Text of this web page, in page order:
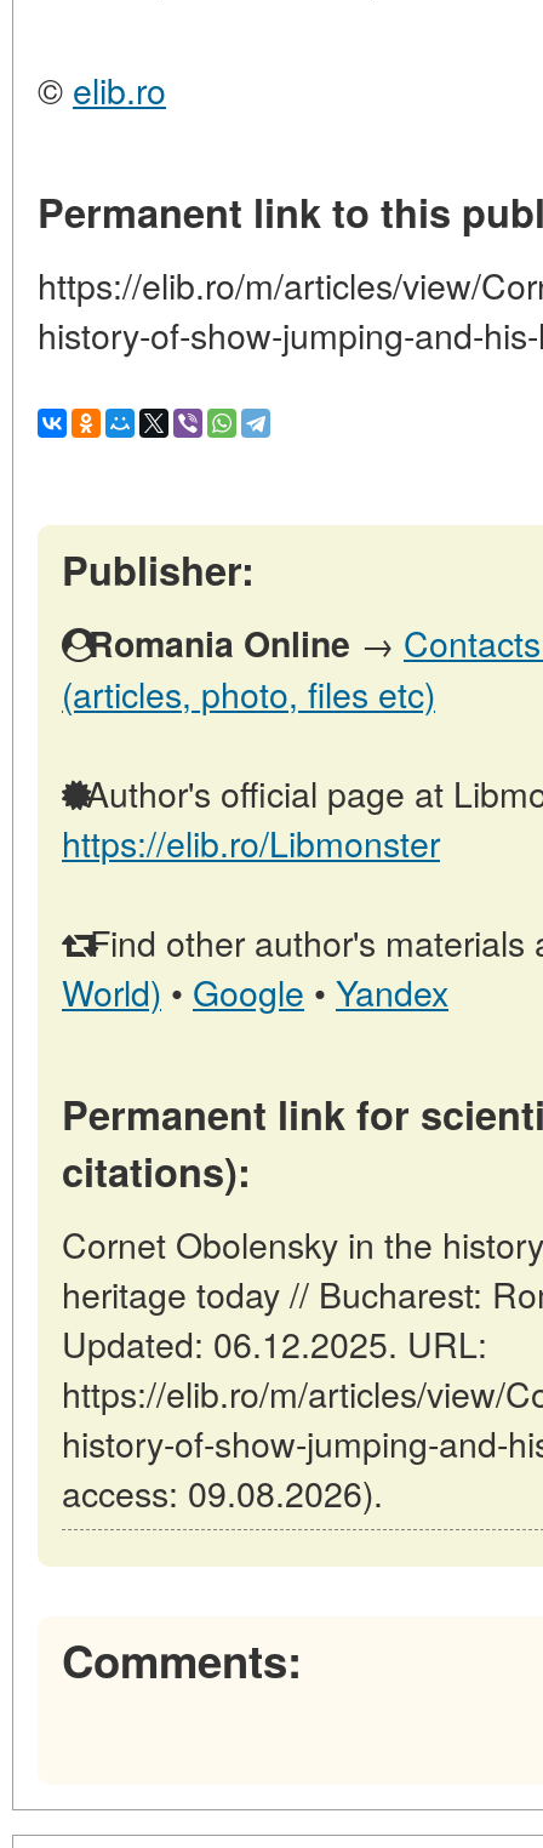
© elib.ro
Permanent link to this
https://elib.ro/m/articles/view/
history-of-show-jumping-and-
Publisher:
Romania Online →
(articles, photo, files etc)
Author's official page at
https://elib.ro/Libmonster
Find other author's materials
World) • Google • Yandex
Permanent link for
citations):
Cornet Obolensky in the
heritage today // Bucharest:
Updated: 06.12.2025. URL:
https://elib.ro/m/articles/view/
history-of-show-jumping-and-
access: 09.08.2026).
Comments: